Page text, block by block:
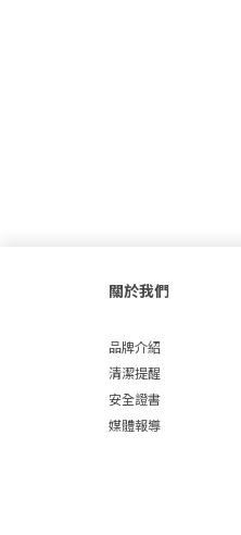
關於我們
品牌介紹
清潔提醒
安全證書
媒體報導